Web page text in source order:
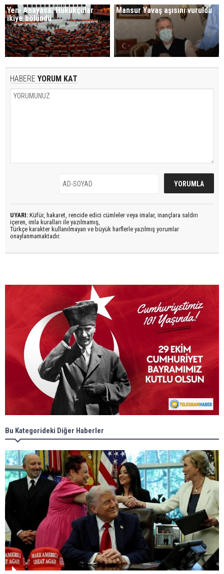
Yeni Anayasa: Hukukçular
ikiye bölündü
Mansur Yavaş aşısını vuruldu
HABERE YORUM KAT
UYARI: Küfür, hakaret, rencide edici cümleler veya imalar, inançlara saldırı
içeren, imla kuralları ile yazılmamış,
Türkçe karakter kullanılmayan ve büyük harflerle yazılmış yorumlar
onaylanmamaktadır.
Bu Kategorideki Diğer Haberler